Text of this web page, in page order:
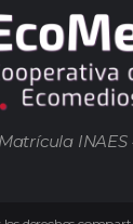
Matrícula INAES